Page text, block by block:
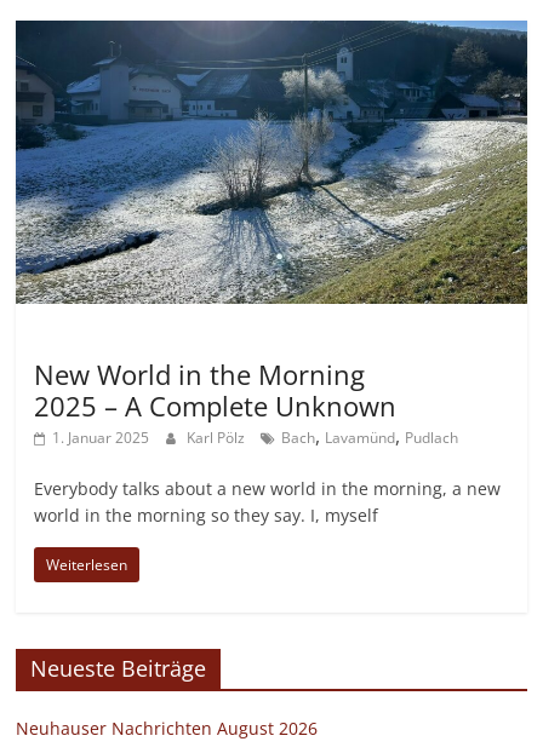
New World in the Morning
2025 – A Complete Unknown
1. Januar 2025 Karl Pölz Bach, Lavamünd, Pudlach
Everybody talks about a new world in the morning, a new
world in the morning so they say. I, myself
Weiterlesen
Neueste Beiträge
Neuhauser Nachrichten August 2026